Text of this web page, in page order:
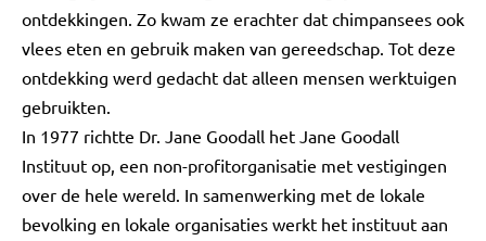
ontdekkingen. Zo kwam ze erachter dat chimpansees ook
vlees eten en gebruik maken van gereedschap. Tot deze
ontdekking werd gedacht dat alleen mensen werktuigen
gebruikten.
In 1977 richtte Dr. Jane Goodall het Jane Goodall
Instituut op, een non-profitorganisatie met vestigingen
over de hele wereld. In samenwerking met de lokale
bevolking en lokale organisaties werkt het instituut aan